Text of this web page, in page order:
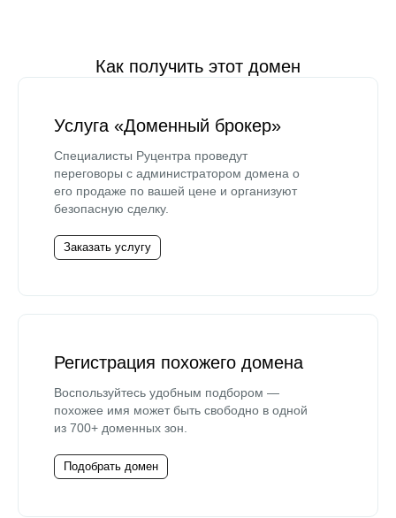
Как получить этот домен
Услуга «Доменный брокер»
Специалисты Руцентра проведут
переговоры с администратором домена о
его продаже по вашей цене и организуют
безопасную сделку.
Заказать услугу
Регистрация похожего домена
Воспользуйтесь удобным подбором —
похожее имя может быть свободно в одной
из 700+ доменных зон.
Подобрать домен